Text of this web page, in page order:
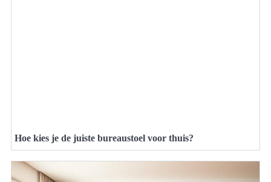
Hoe kies je de juiste bureaustoel voor thuis?